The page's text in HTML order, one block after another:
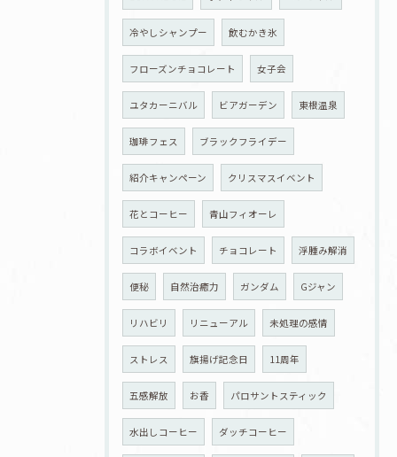
冷やしシャンプー 飲むかき氷
フローズンチョコレート 女子会
ユタカーニバル ビアガーデン 東根温泉
珈琲フェス ブラックフライデー
紹介キャンペーン クリスマスイベント
花とコーヒー 青山フィオーレ
コラボイベント チョコレート 浮腫み解消
便秘 自然治癒力 ガンダム Gジャン
リハビリ リニューアル 未処理の感情
ストレス 旗揚げ記念日 11周年
五感解放 お香 パロサントスティック
水出しコーヒー ダッチコーヒー